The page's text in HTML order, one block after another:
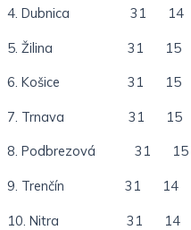
4. Dubnica 31
5. Žilina 31 15
6. Košice 31 15
7. Trnava 31 15
8. Podbrezová 31
9. Trenčín 31 14
10. Nitra 31 14